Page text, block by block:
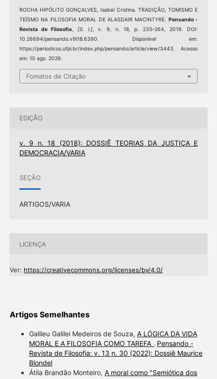
ROCHA HIPÓLITO GONÇALVES, Isabel Cristina. TRADIÇÃO, TOMISMO E
TEÍSMO NA FILOSOFIA MORAL DE ALASDAIR MACINTYRE. Pensando -
Revista de Filosofia, [S. l.], v. 9, n. 18, p. 235–264, 2019. DOI:
10.26694/pensando.v9i18.6390. Disponível em:
https://periodicos.ufpi.br/index.php/pensando/article/view/3443. Acesso
em: 10 ago. 2026.
Fomatos de Citação
EDIÇÃO
v. 9 n. 18 (2018): DOSSIÊ TEORIAS DA JUSTIÇA E
DEMOCRACIA/VARIA
SEÇÃO
ARTIGOS/VARIA
LICENÇA
Ver: https://creativecommons.org/licenses/by/4.0/
Artigos Semelhantes
Galileu Galilei Medeiros de Souza, A LÓGICA DA VIDA
MORAL E A FILOSOFIA COMO TAREFA , Pensando -
Revista de Filosofia: v. 13 n. 30 (2022): Dossiê Maurice
Blondel
Átila Brandão Monteiro, A moral como "Semiótica dos